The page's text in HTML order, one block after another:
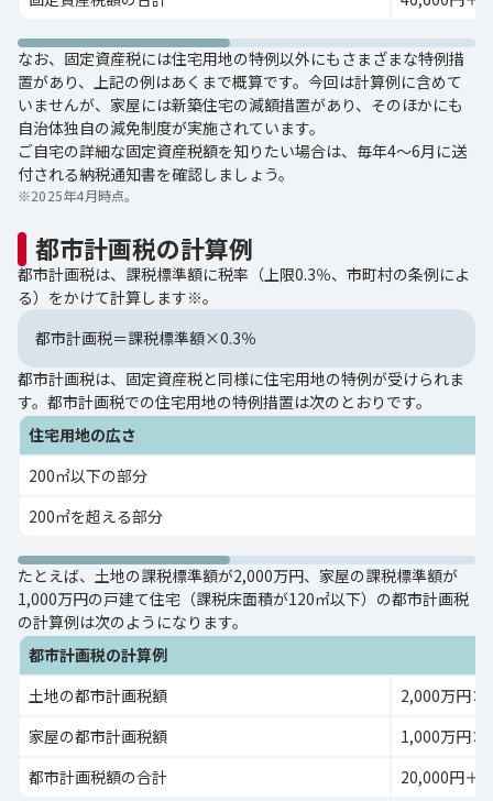
なお、固定資産税には住宅用地の特例以外にもさまざまな特例措
置があり、上記の例はあくまで概算です。今回は計算例に含めて
いませんが、家屋には新築住宅の減額措置があり、そのほかにも
自治体独自の減免制度が実施されています。
ご自宅の詳細な固定資産税額を知りたい場合は、毎年4～6月に送
付される納税通知書を確認しましょう。
※2025年4月時点。
都市計画税の計算例
都市計画税は、課税標準額に税率（上限0.3％、市町村の条例によ
る）をかけて計算します※。
都市計画税＝課税標準額×0.3％
都市計画税は、固定資産税と同様に住宅用地の特例が受けられま
す。都市計画税での住宅用地の特例措置は次のとおりです。
住宅用地の広さ
200㎡以下の部分
200㎡を超える部分
たとえば、土地の課税標準額が2,000万円、家屋の課税標準額が
1,000万円の戸建て住宅（課税床面積が120㎡以下）の都市計画税
の計算例は次のようになります。
都市計画税の計算例
土地の都市計画税額
2,000万円
家屋の都市計画税額
1,000万円
都市計画税額の合計
20,000円＋